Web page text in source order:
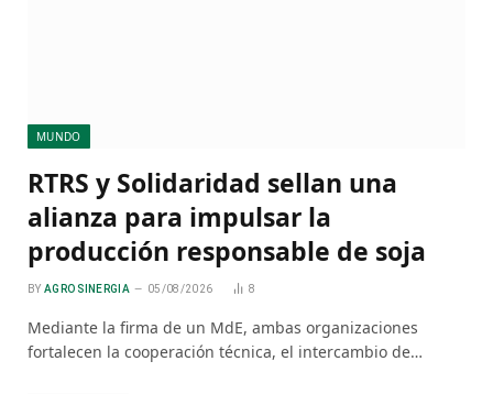
MUNDO
RTRS y Solidaridad sellan una
alianza para impulsar la
producción responsable de soja
BY AGRO SINERGIA 05/08/2026 8
Mediante la firma de un MdE, ambas organizaciones
fortalecen la cooperación técnica, el intercambio de…